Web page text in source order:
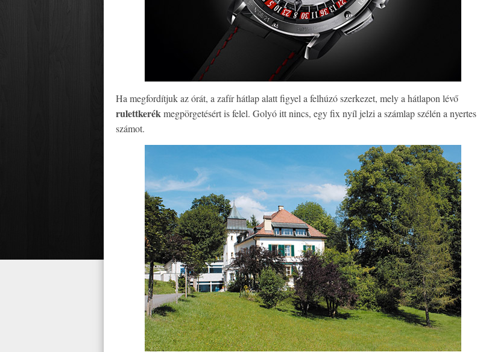
Ha megfordítjuk az órát, a zafír hátlap alatt figyel a felhúzó szerkezet, mely a hátlapon lévő
rulettkerékmegpörgetésért is felel. Golyó itt nincs, egy fix nyíl jelzi a számlap szélén a nyertes
számot.